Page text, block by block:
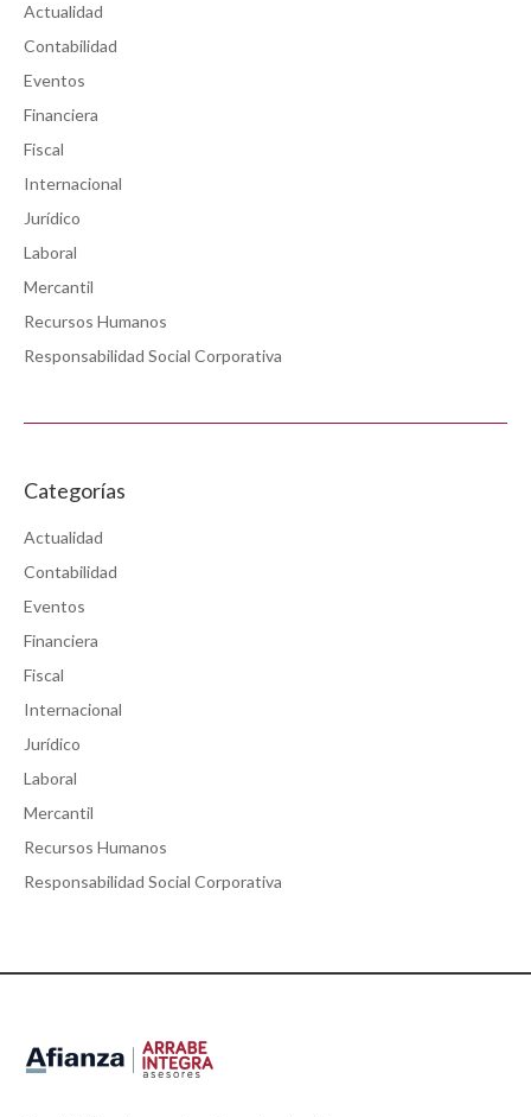
Actualidad
Contabilidad
Eventos
Financiera
Fiscal
Internacional
Jurídico
Laboral
Mercantil
Recursos Humanos
Responsabilidad Social Corporativa
Categorías
Actualidad
Contabilidad
Eventos
Financiera
Fiscal
Internacional
Jurídico
Laboral
Mercantil
Recursos Humanos
Responsabilidad Social Corporativa